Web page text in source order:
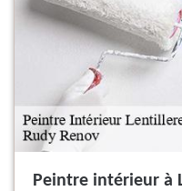
Peintre intérieur à